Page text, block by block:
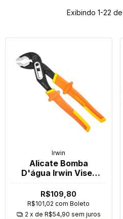
Exibindo 1-22
Irwin
Alicate Bomba
D'água Irwin Vise-
R$109,80
R$101,02com Boleto
2 x de R$54,90 sem juros